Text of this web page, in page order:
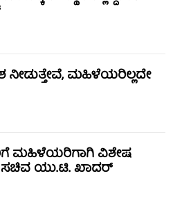
ಮಹಿಳೆಯರಿಲ್ಲದೇ
ಮಹಿಳೆಯರಿಗಾಗಿ ವಿಶೇಷ
ಸಚಿವ ಯು.ಟಿ. ಖಾದರ್